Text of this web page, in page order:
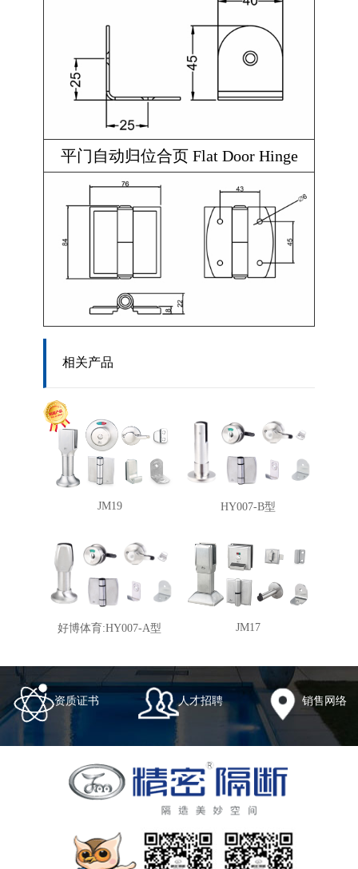
平门自动归位合页 Flat Door Hinge
相关产品
JM19 HY007-B型
好博体育:HY007-A型 JM17
资质证书 人才招聘 销售网络